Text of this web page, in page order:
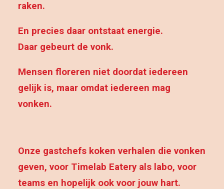
raken.
En precies daar ontstaat energie.
Daar gebeurt de vonk.
Mensen floreren niet doordat iedereen
gelijk is, maar omdat iedereen mag
vonken.
Onze gastchefs koken verhalen die vonken
geven, voor Timelab Eatery als labo, voor
teams en hopelijk ook voor jouw hart.